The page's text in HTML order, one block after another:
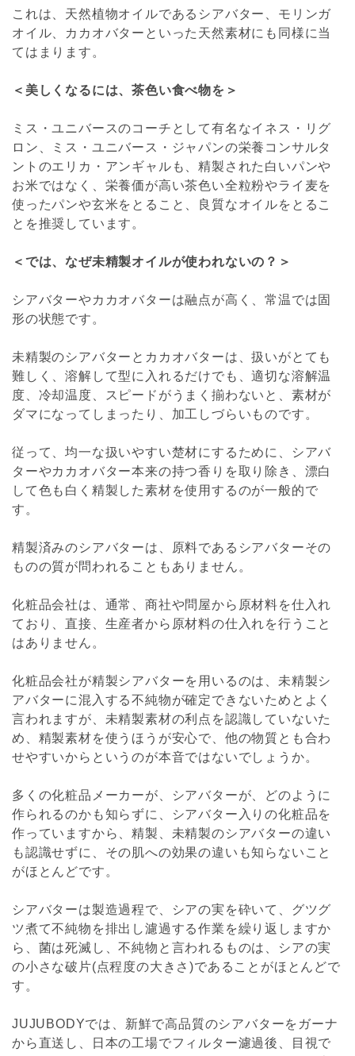
これは、天然植物オイルであるシアバター、モリンガ
オイル、カカオバターといった天然素材にも同様に当
てはまります。
＜美しくなるには、茶色い食べ物を＞
ミス・ユニバースのコーチとして有名なイネス・リグ
ロン、ミス・ユニバース・ジャパンの栄養コンサルタ
ントのエリカ・アンギャルも、精製された白いパンや
お米ではなく、栄養価が高い茶色い全粒粉やライ麦を
使ったパンや玄米をとること、良質なオイルをとるこ
とを推奨しています。
＜では、なぜ未精製オイルが使われないの？＞
シアバターやカカオバターは融点が高く、常温では固
形の状態です。
未精製のシアバターとカカオバターは、扱いがとても
難しく、溶解して型に入れるだけでも、適切な溶解温
度、冷却温度、スピードがうまく揃わないと、素材が
ダマになってしまったり、加工しづらいものです。
従って、均一な扱いやすい楚材にするために、シアバ
ターやカカオバター本来の持つ香りを取り除き、漂白
して色も白く精製した素材を使用するのが一般的で
す。
精製済みのシアバターは、原料であるシアバターその
ものの質が問われることもありません。
化粧品会社は、通常、商社や問屋から原材料を仕入れ
ており、直接、生産者から原材料の仕入れを行うこと
はありません。
化粧品会社が精製シアバターを用いるのは、未精製シ
アバターに混入する不純物が確定できないためとよく
言われますが、未精製素材の利点を認識していないた
め、精製素材を使うほうが安心で、他の物質とも合わ
せやすいからというのが本音ではないでしょうか。
多くの化粧品メーカーが、シアバターが、どのように
作られるのかも知らずに、シアバター入りの化粧品を
作っていますから、精製、未精製のシアバターの違い
も認識せずに、その肌への効果の違いも知らないこと
がほとんどです。
シアバターは製造過程で、シアの実を砕いて、グツグ
ツ煮て不純物を排出し濾過する作業を繰り返しますか
ら、菌は死滅し、不純物と言われるものは、シアの実
の小さな破片(点程度の大きさ)であることがほとんどで
す。
JUJUBODYでは、新鮮で高品質のシアバターをガーナ
から直送し、日本の工場でフィルター濾過後、目視で